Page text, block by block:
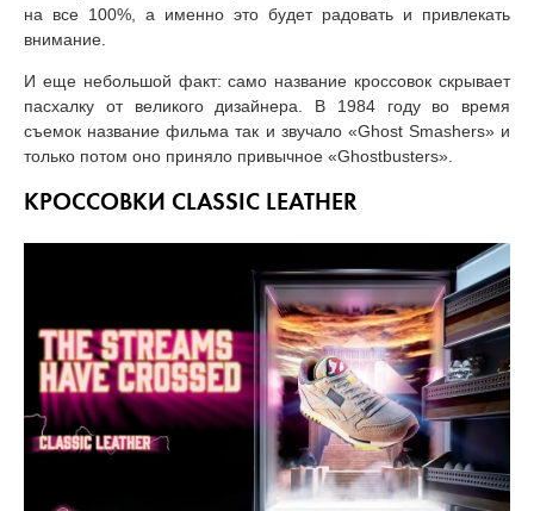
на все 100%, а именно это будет радовать и привлекать
внимание.
И еще небольшой факт: само название кроссовок скрывает
пасхалку от великого дизайнера. В 1984 году во время
съемок название фильма так и звучало «Ghost Smashers» и
только потом оно приняло привычное «Ghostbusters».
КРОССОВКИ CLASSIC LEATHER